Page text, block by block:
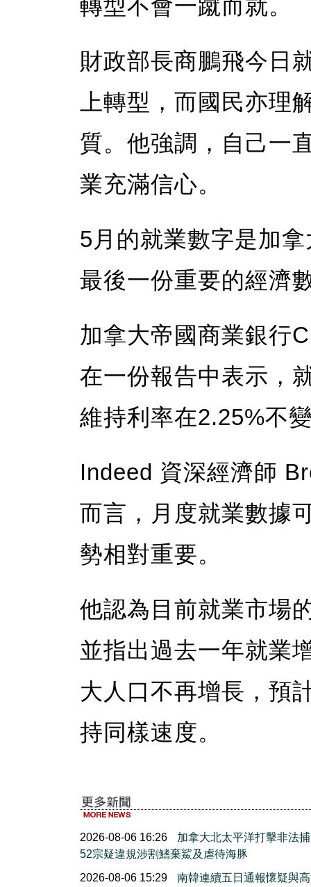
轉型不會一蹴而就。
財政部長商鵬飛今日
上轉型，而國民亦理
質。他強調，自己一
業充滿信心。
5月的就業數字是加
最後一份重要的經濟
加拿大帝國商業銀行
在一份報告中表示，
維持利率在2.25%不
Indeed 資深經濟師
而言，月度就業數據
勢相對重要。
他認為目前就業市場
並指出過去一年就業
大人口不再增長，預
持同樣速度。
2026-08-06 16:26
加拿大北太平洋打擊非法
52宗疑違規涉割鰭棄鯊及虐待海豚
2026-08-06 15:29
南韓連續五日通報懷疑與